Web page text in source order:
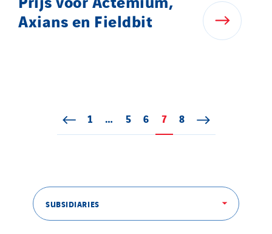
Axians en Fieldbit
1 Page 1
… 5 Page 5
6 Page 6
7 Page 7
8 Page 8
SUBSIDIARIES